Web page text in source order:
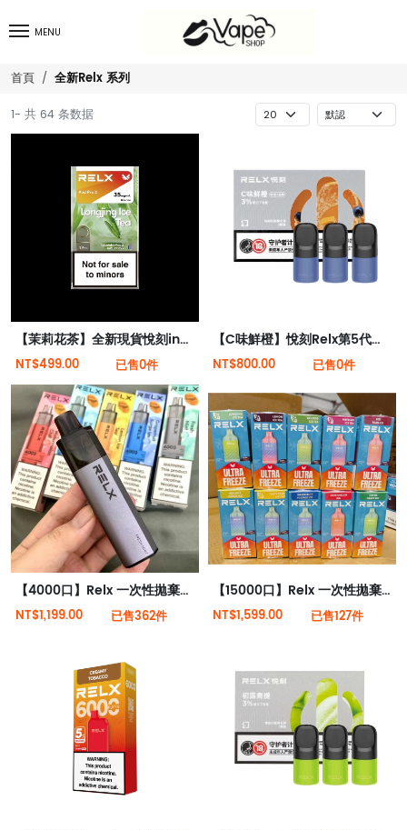
MENU
首頁 全新Relx 系列
1- 共 64 条数据
【茉莉花茶】全新現貨悅刻infinity 2六代煙彈(煙彈x1)(通用Relx 4, 5代主機)
NT$499.00 已售0件
【C味鮮橙】悅刻Relx第5代幻影霧化煙彈
NT$800.00 已售0件
【4000口】Relx 一次性拋棄式電子菸 全新現貨
NT$1,199.00 已售362件
【15000口】Relx 一次性拋棄式電子菸全新現貨
NT$1,599.00 已售127件